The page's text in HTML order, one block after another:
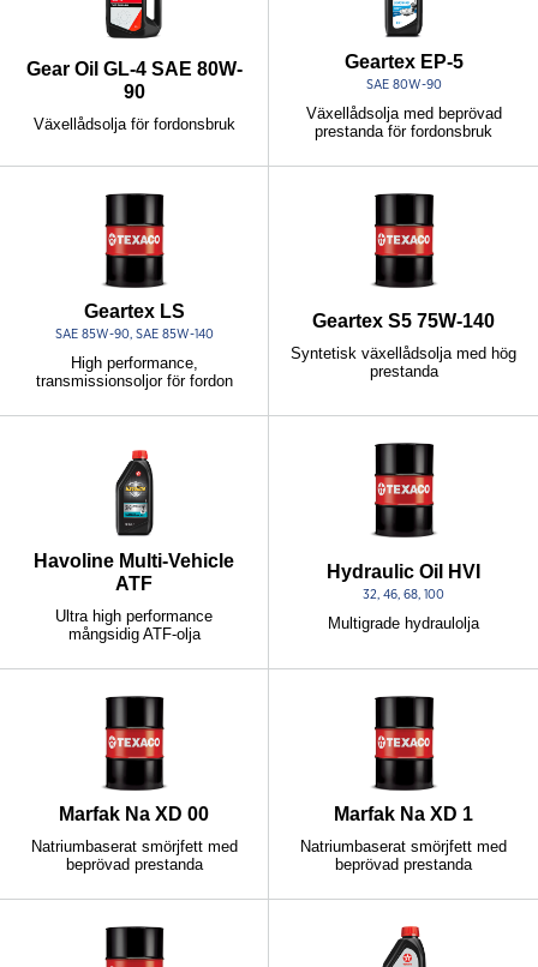
Gear Oil GL-4 SAE 80W-
90
Växellådsolja för fordonsbruk
Geartex EP-5
SAE 80W-90
Växellådsolja med beprövad
prestanda för fordonsbruk
Geartex LS
SAE 85W-90, SAE 85W-140
High performance,
transmissionsoljor för fordon
Geartex S5 75W-140
Syntetisk växellådsolja med hög
prestanda
Havoline Multi-Vehicle
ATF
Ultra high performance
mångsidig ATF-olja
Hydraulic Oil HVI
32, 46, 68, 100
Multigrade hydraulolja
Marfak Na XD 00
Natriumbaserat smörjfett med
beprövad prestanda
Marfak Na XD 1
Natriumbaserat smörjfett med
beprövad prestanda